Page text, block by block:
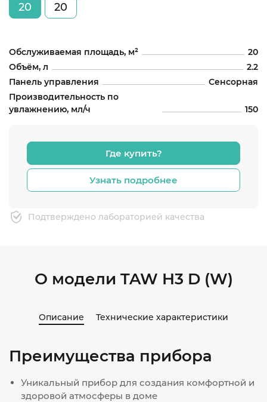
20 20
Обслуживаемая площадь, м²
20
Объём, л
2.2
Панель управления
Сенсорная
Производительность по
увлажнению, мл/ч
150
Где купить?
Узнать подробнее
Подтверждено лабораторией качества
О модели TAW H3 D (W)
Описание Технические характеристики
Преимущества прибора
Уникальный прибор для создания комфортной и
здоровой атмосферы в доме